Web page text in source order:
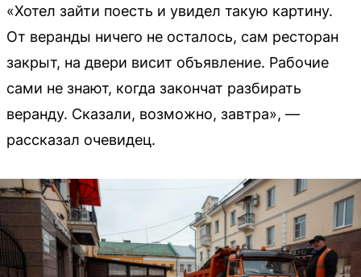
«Хотел зайти поесть и увидел такую картину.
От веранды ничего не осталось, сам ресторан
закрыт, на двери висит объявление. Рабочие
сами не знают, когда закончат разбирать
веранду. Сказали, возможно, завтра», —
рассказал очевидец.